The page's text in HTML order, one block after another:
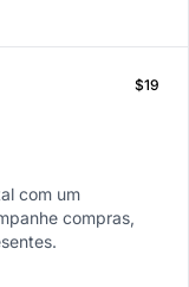
$19
com um
compras,